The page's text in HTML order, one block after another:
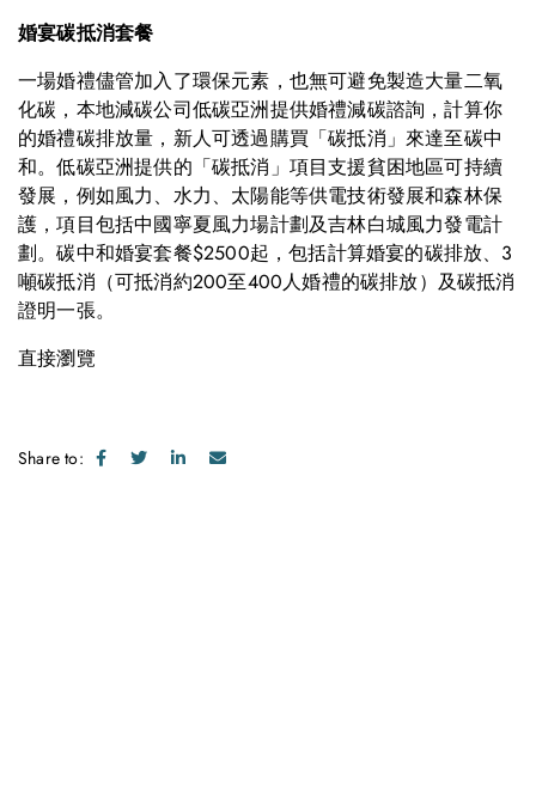
婚宴碳抵消套餐
一場婚禮儘管加入了環保元素，也無可避免製造大量二氧
化碳，本地減碳公司低碳亞洲提供婚禮減碳諮詢，計算你
的婚禮碳排放量，新人可透過購買「碳抵消」來達至碳中
和。低碳亞洲提供的「碳抵消」項目支援貧困地區可持續
發展，例如風力、水力、太陽能等供電技術發展和森林保
護，項目包括中國寧夏風力場計劃及吉林白城風力發電計
劃。碳中和婚宴套餐$2500起，包括計算婚宴的碳排放、3
噸碳抵消（可抵消約200至400人婚禮的碳排放）及碳抵消
證明一張。
直接瀏覽
Share to: